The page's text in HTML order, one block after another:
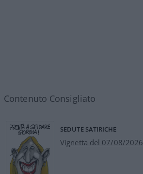
Contenuto Consigliato
SEDUTE SATIRICHE
Vignetta del 07/08/2026